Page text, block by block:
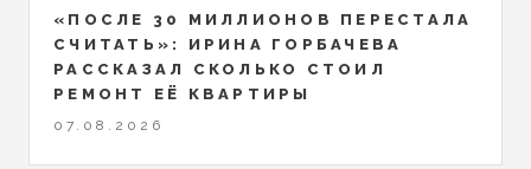
«ПОСЛЕ 30 МИЛЛИОНОВ ПЕРЕСТАЛА
СЧИТАТЬ»: ИРИНА ГОРБАЧЕВА
РАССКАЗАЛ СКОЛЬКО СТОИЛ
РЕМОНТ ЕЁ КВАРТИРЫ
07.08.2026